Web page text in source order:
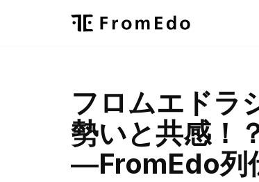
フロムエドラ
勢いと共感！
―FromEdo